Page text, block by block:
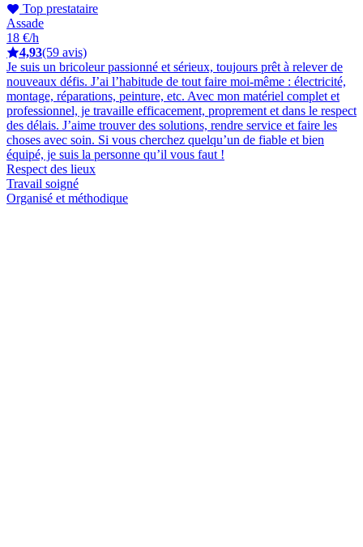
Top prestataire
Assade
18 €/h
4,93(59 avis)
Je suis un bricoleur passionné et sérieux, toujours prêt à relever de
nouveaux défis. J’ai l’habitude de tout faire moi-même : électricité,
montage, réparations, peinture, etc. Avec mon matériel complet et
professionnel, je travaille efficacement, proprement et dans le respect
des délais. J’aime trouver des solutions, rendre service et faire les
choses avec soin. Si vous cherchez quelqu’un de fiable et bien
équipé, je suis la personne qu’il vous faut !
Respect des lieux
Travail soigné
Organisé et méthodique